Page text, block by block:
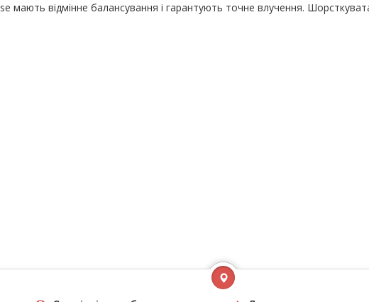
мають відмінне балансування і гарантують точне влучення.